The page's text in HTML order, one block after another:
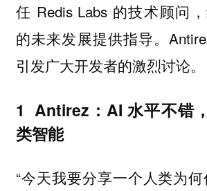
任 Redis Labs 的技术顾问
的未来发展提供指导。
引发广大开发者的激烈讨论。
1 Antirez：AI 水平不错
类智能
“今天我要分享一个人类为